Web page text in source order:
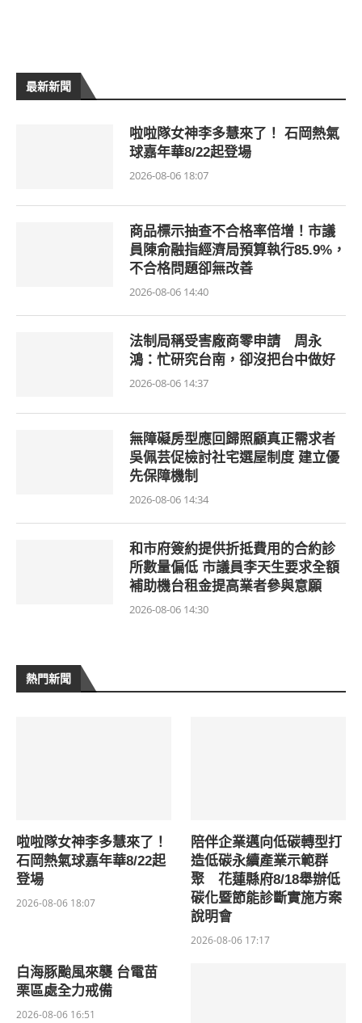
最新新聞
啦啦隊女神李多慧來了！ 石岡熱氣
球嘉年華8/22起登場
2026-08-06 18:07
商品標示抽查不合格率倍增！市議
員陳俞融指經濟局預算執行85.9%，
不合格問題卻無改善
2026-08-06 14:40
法制局稱受害廠商零申請 周永
鴻：忙研究台南，卻沒把台中做好
2026-08-06 14:37
無障礙房型應回歸照顧真正需求者
吳佩芸促檢討社宅選屋制度 建立優
先保障機制
2026-08-06 14:34
和市府簽約提供折抵費用的合約診
所數量偏低 市議員李天生要求全額
補助機台租金提高業者參與意願
2026-08-06 14:30
熱門新聞
啦啦隊女神李多慧來了！
石岡熱氣球嘉年華8/22起
登場
2026-08-06 18:07
陪伴企業邁向低碳轉型打
造低碳永續產業示範群
聚 花蓮縣府8/18舉辦低
碳化暨節能診斷實施方案
說明會
2026-08-06 17:17
白海豚颱風來襲 台電苗
栗區處全力戒備
2026-08-06 16:51